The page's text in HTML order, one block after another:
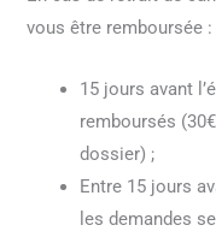
vous être remboursée :
15 jours avant
remboursés
dossier) ;
Entre 15 jours
les demandes